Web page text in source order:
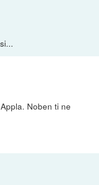
Noben ti ne